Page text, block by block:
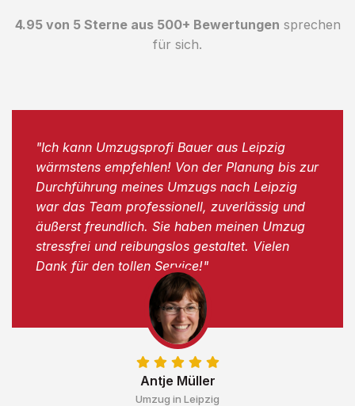
4.95 von 5 Sterne aus 500+ Bewertungen sprechen
für sich.
Antje Müller
Umzug in Leipzig
"Ich kann Umzugsprofi Bauer aus Leipzig
wärmstens empfehlen! Von der Planung bis zur
Durchführung meines Umzugs nach Leipzig
war das Team professionell, zuverlässig und
äußerst freundlich. Sie haben meinen Umzug
stressfrei und reibungslos gestaltet. Vielen
Dank für den tollen Service!"